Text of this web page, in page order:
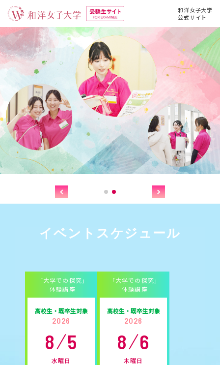
和洋女子大学
公式サイト
イベントスケジュール
「大学での探究」
体験講座
高校生・既卒生対象
2026
8 5
水曜日
「大学での探究」
体験講座
高校生・既卒生対象
2026
8 6
木曜日